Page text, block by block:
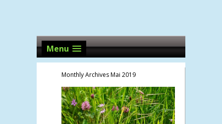
Menu
Monthly ArchivesMai 2019